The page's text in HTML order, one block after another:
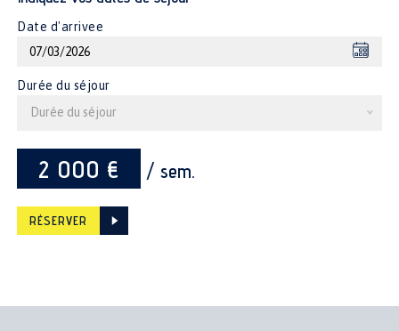
Date d'arrivee
Durée du séjour
Durée du séjour
2 000 € / sem.
RÉSERVER